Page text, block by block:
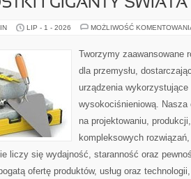
I GIGANTY ŚWIATA
LIP - 1 - 2026 MOŻLIWOŚĆ
Tworzymy zaawansowane
dla przemysłu,
urządzenia wykorzystujące
wysokociśnieniową. Nasza
na projektowaniu,
kompleksowych
liczy się wydajność, staranność oraz
ofertę produktów, usług oraz